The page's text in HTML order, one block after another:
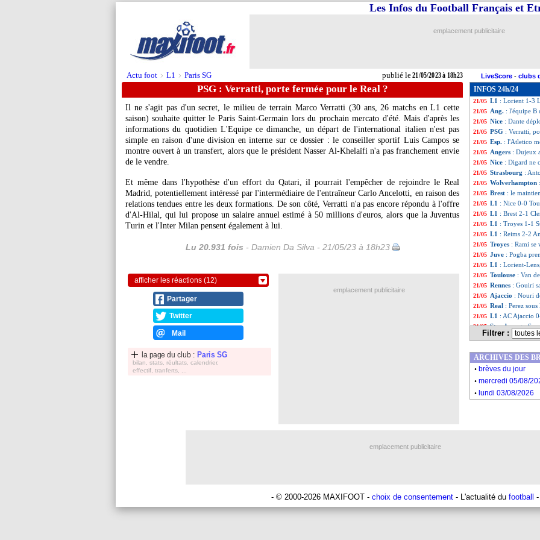
Actu foot > L1 > Paris SG publié le21/05/2023 à 18h23
Les Infos du Football Français et
emplacement publicitaire
LiveScore - clubs
PSG : Verratti, porte fermée pour le Real ?
Il ne s'agit pas d'un secret, le milieu de terrain MarcoVerratti (30 ans, 26 matchs en L1 cette
saison) souhaite quitter le Paris Saint-Germain lors du prochain mercato d'été. Mais d'après les
informations du quotidien L'Equipe ce dimanche, un départ de l'international italien n'est pas
simple en raison d'une division en interne sur ce dossier : le conseiller sportif Luis Campos se
montre ouvert à un transfert, alors que le président Nasser Al-Khelaïfi n'a pas franchement envie
de le vendre.
Et même dans l'hypothèse d'un effort du Qatari, il pourrait l'empêcher de rejoindre le Real
Madrid, potentiellement intéressé par l'intermédiaire de l'entraîneur Carlo Ancelotti, en raison des
relations tendues entre les deux formations. De son côté, Verratti n'a pas encore répondu à l'offre
d'Al-Hilal, qui lui propose un salaire annuel estimé à 50 millions d'euros, alors que la Juventus
Turin et l'Inter Milan pensent également à lui.
Lu 20.931 fois - Damien Da Silva - 21/05/23 à 18h23
afficher les réactions (12)
Partager
Twitter
Mail
la page du club : Paris SG
bilan, stats, réultats, calendrier,
effectif, tranferts, ...
INFOS 24h/24
21/05 Esp.: le Real
21/05 Lens
21/05 Lens: Fofana
21/05 Lorient: Abergel
21/05 L1 : Lorient 1-3
21/05 Ang. : l'équipe B
21/05 Nice : Dante
21/05 PSG : Verratti,
21/05 Esp. : l'Atletico
21/05 Angers : Dujeux
21/05 Nice : Digard ne
21/05 Strasbourg :
21/05 Wolverhampton
21/05 Brest : le
21/05 L1 : Nice 0-0
21/05 L1 : Brest 2-1
21/05 L1 : Troyes 1-1
21/05 L1 : Reims 2-2
21/05 Troyes : Rami se
21/05 Juve : Pogba
21/05 L1 : Lorient-
21/05 Toulouse : Van
21/05 Rennes : Gouiri
21/05 Ajaccio : Nouri
21/05 Real : Perez
21/05 L1 : AC Ajaccio
21/05 Strasbourg:
21/05 Auxerre: le plan
21/05 L1: Reims-
21/05 L1: Troyes-
: Nice-
21/05 Barça: départ lié
21/05 L1: le PSG
21/05 Tottenham:
Filtrer :
emplacement publicitaire
ARCHIVES DES
. brèves du jour
. mercredi 05/08/
. lundi 03/08/2026
emplacement publicitaire
- © 2000-2026 MAXIFOOT - choix de consentement - L'actualité du football -